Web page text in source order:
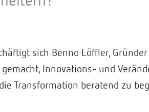
sich Benno Löffler,
Innovations- und
Transformation beratend zu